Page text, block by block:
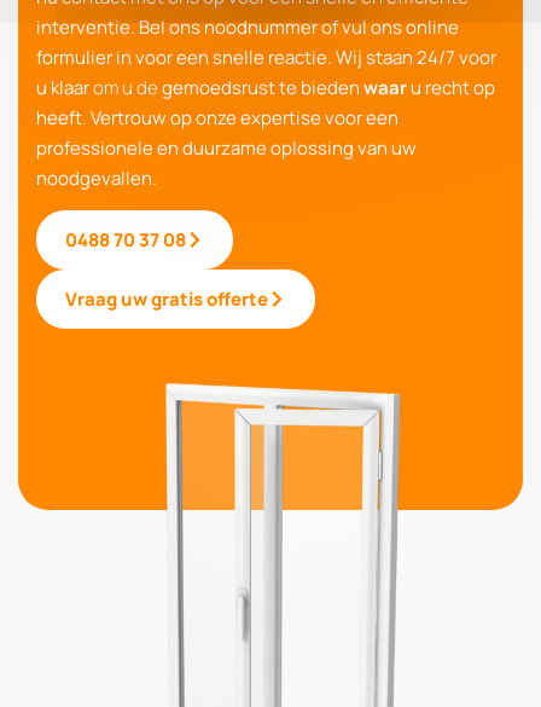
interventie. Bel ons noodnummer of vul ons online
formulier in voor een snelle reactie.Wij staan24/7 voor
u klaarom u degemoedsrust te biedenwaaru recht op
heeft.Vertrouw op onze expertise voor een
professionele en duurzame oplossing van uw
noodgevallen.
0488 70 37 08
Vraag uw gratis offerte